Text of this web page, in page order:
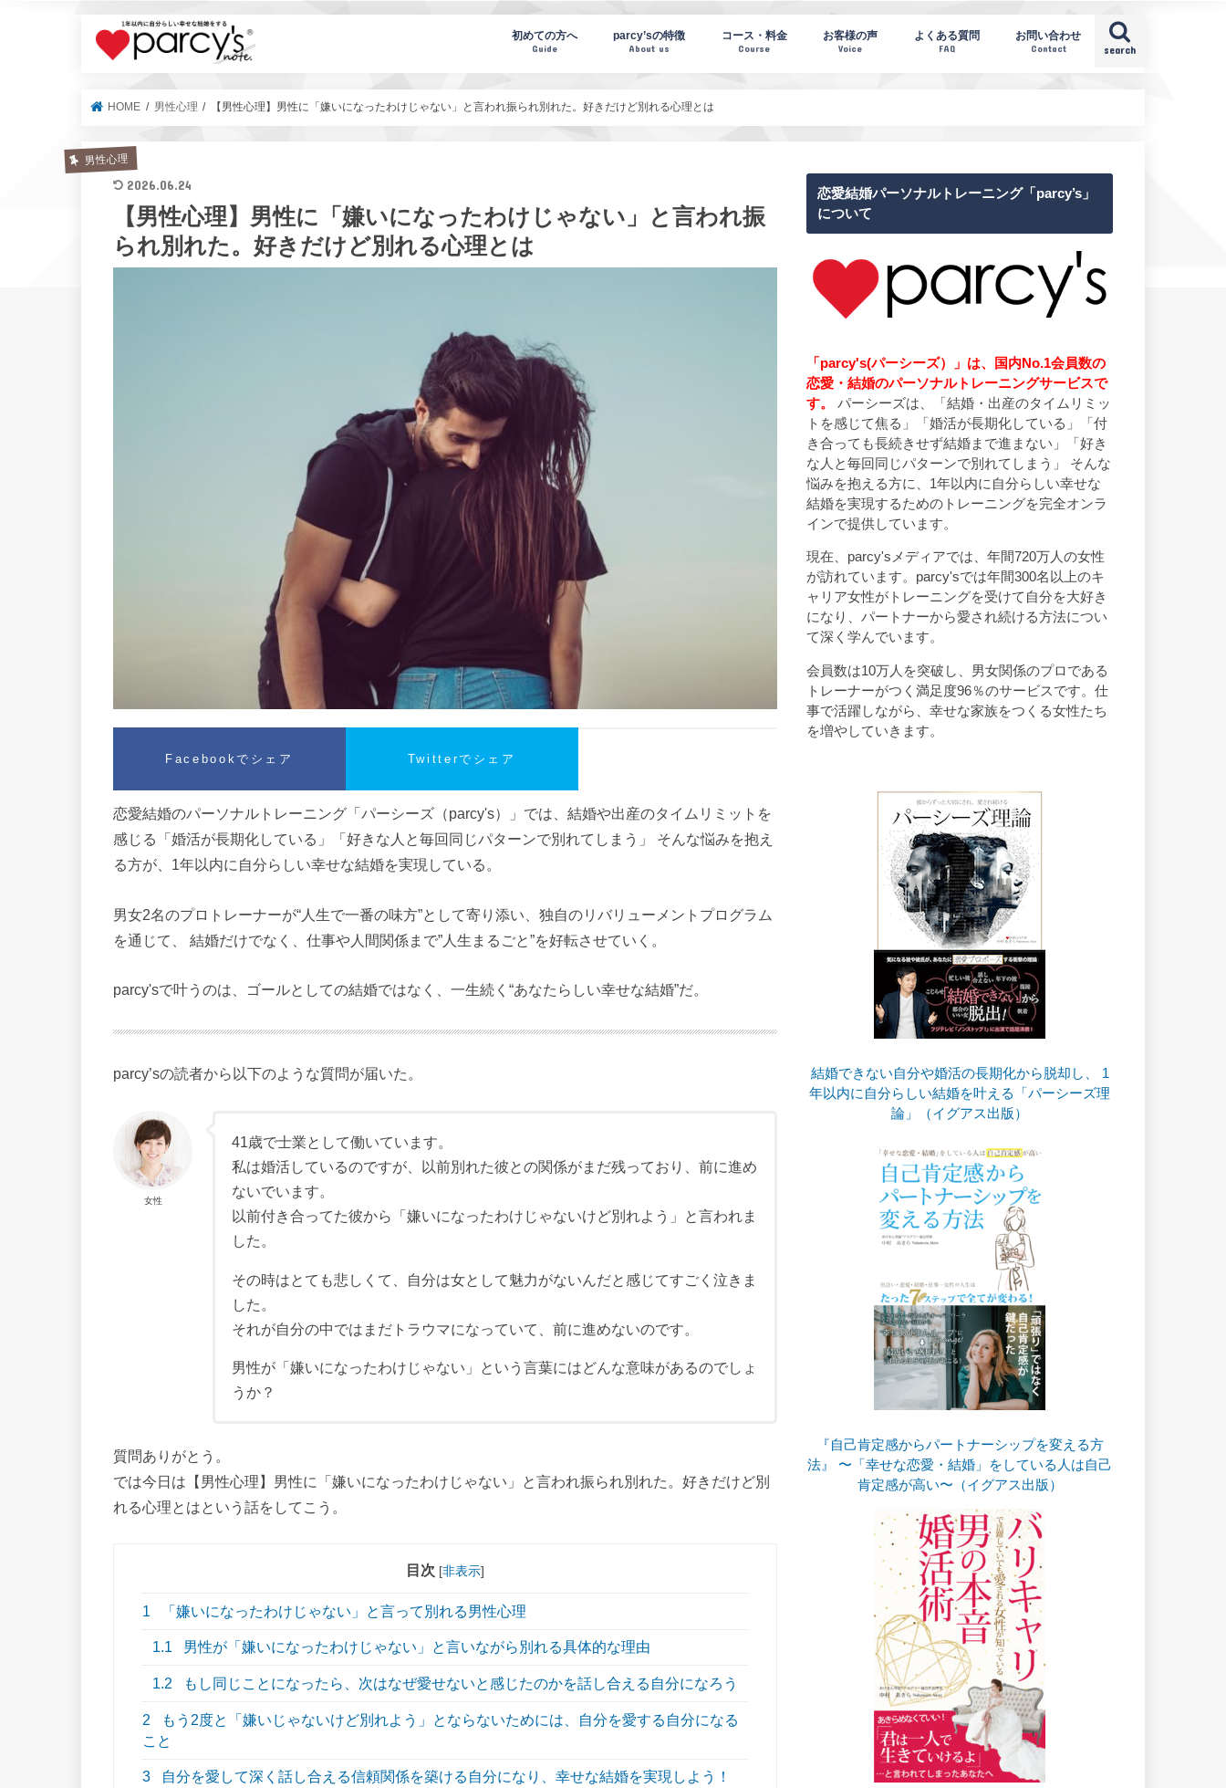
parcy's note(パーシーズノート) search
初めての方へ
Guide
parcy’sの特徴
About us
コース・料金
Course
お客様の声
Voice
よくある質問
FAQ
お問い合わせ
Contact
HOME 男性心理 【男性心理】男性に「嫌いになったわけじゃない」と言われ振られ別れた。好きだけど別れる心理とは
男性心理
2026.06.24
【男性心理】男性に「嫌いになったわけじゃない」と言われ振
られ別れた。好きだけど別れる心理とは
Facebookでシェア Twitterでシェア
恋愛結婚のパーソナルトレーニング「パーシーズ（parcy's）」では、結婚や出産のタイムリミットを
感じる「婚活が長期化している」「好きな人と毎回同じパターンで別れてしまう」 そんな悩みを抱え
る方が、1年以内に自分らしい幸せな結婚を実現している。
男女2名のプロトレーナーが“人生で一番の味方”として寄り添い、独自のリバリューメントプログラム
を通じて、 結婚だけでなく、仕事や人間関係まで”人生まるごと”を好転させていく。
parcy'sで叶うのは、ゴールとしての結婚ではなく、一生続く“あなたらしい幸せな結婚”だ。
parcy’sの読者から以下のような質問が届いた。
女性
41歳で士業として働いています。
私は婚活しているのですが、以前別れた彼との関係がまだ残っており、前に進め
ないでいます。
以前付き合ってた彼から「嫌いになったわけじゃないけど別れよう」と言われま
した。
その時はとても悲しくて、自分は女として魅力がないんだと感じてすごく泣きま
した。
それが自分の中ではまだトラウマになっていて、前に進めないのです。
男性が「嫌いになったわけじゃない」という言葉にはどんな意味があるのでしょ
うか？
質問ありがとう。
では今日は【男性心理】男性に「嫌いになったわけじゃない」と言われ振られ別れた。好きだけど別
れる心理とはという話をしてこう。
目次 [非表示]
1 「嫌いになったわけじゃない」と言って別れる男性心理
1.1 男性が「嫌いになったわけじゃない」と言いながら別れる具体的な理由
1.2 もし同じことになったら、次はなぜ愛せないと感じたのかを話し合える自分になろう
2
もう2度と「嫌いじゃないけど別れよう」とならないためには、自分を愛する自分になる
こと
3 自分を愛して深く話し合える信頼関係を築ける自分になり、幸せな結婚を実現しよう！
恋愛結婚パーソナルトレーニング「parcy’s」
について
「parcy's(パーシーズ）」は、国内No.1会員数の
恋愛・結婚のパーソナルトレーニングサービスで
す。
パーシーズは、「結婚・出産のタイムリミッ
トを感じて焦る」「婚活が長期化している」「付
き合っても長続きせず結婚まで進まない」「好き
な人と毎回同じパターンで別れてしまう」 そんな
悩みを抱える方に、1年以内に自分らしい幸せな
結婚を実現するためのトレーニングを完全オンラ
インで提供しています。
現在、parcy'sメディアでは、年間720万人の女性
が訪れています。parcy'sでは年間300名以上のキ
ャリア女性がトレーニングを受けて自分を大好き
になり、パートナーから愛され続ける方法につい
て深く学んでいます。
会員数は10万人を突破し、男女関係のプロである
トレーナーがつく満足度96％のサービスです。仕
事で活躍しながら、幸せな家族をつくる女性たち
を増やしていきます。
結婚できない自分や婚活の長期化から脱却し、 1
年以内に自分らしい結婚を叶える「パーシーズ理
論」（イグアス出版）
『自己肯定感からパートナーシップを変える方
法』 〜「幸せな恋愛・結婚」をしている人は自己
肯定感が高い〜（イグアス出版）